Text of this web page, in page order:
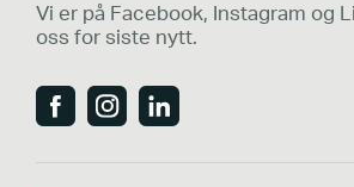
Vi er på Facebook, Instagram og
oss for siste nytt.